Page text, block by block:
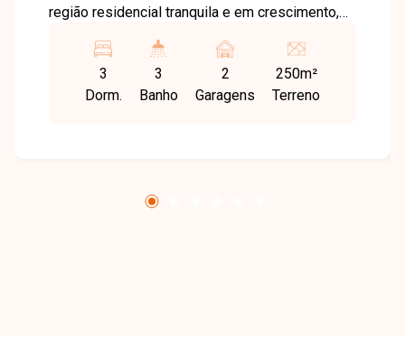
região residencial tranquila e em crescimento,
proximidade com comércios e serviços,
proporcionando praticidade e qualidade de vida
para os moradores. Casa com 250 m² de terreno
churrasqueira e espaço disponível para
3
Dorm.
3
Banho
2
Garagens
250m²
Terreno